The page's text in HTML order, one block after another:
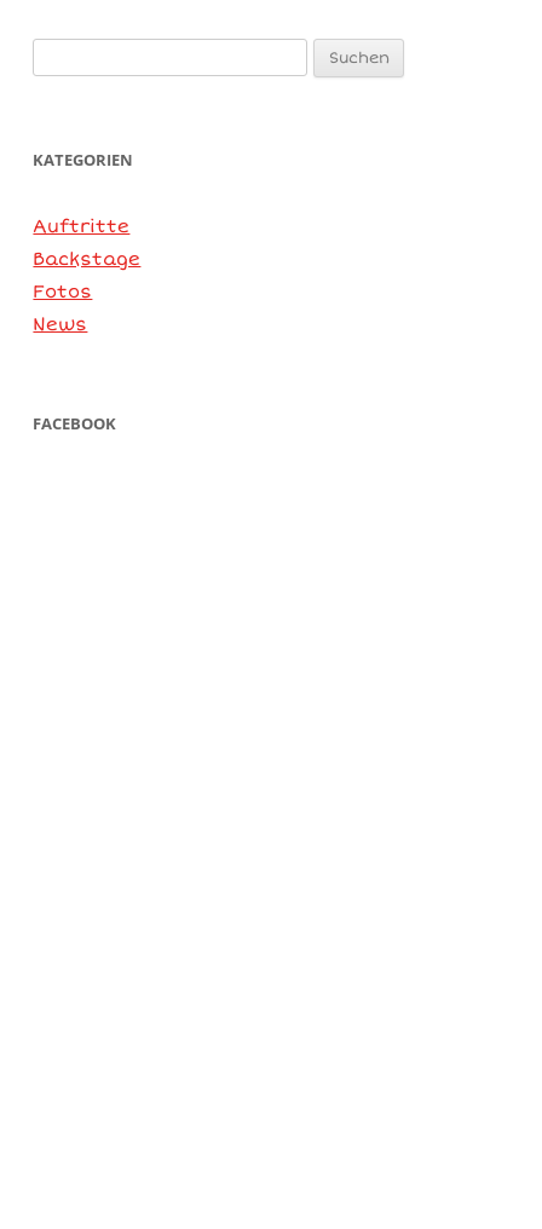
KATEGORIEN
Auftritte
Backstage
Fotos
News
FACEBOOK